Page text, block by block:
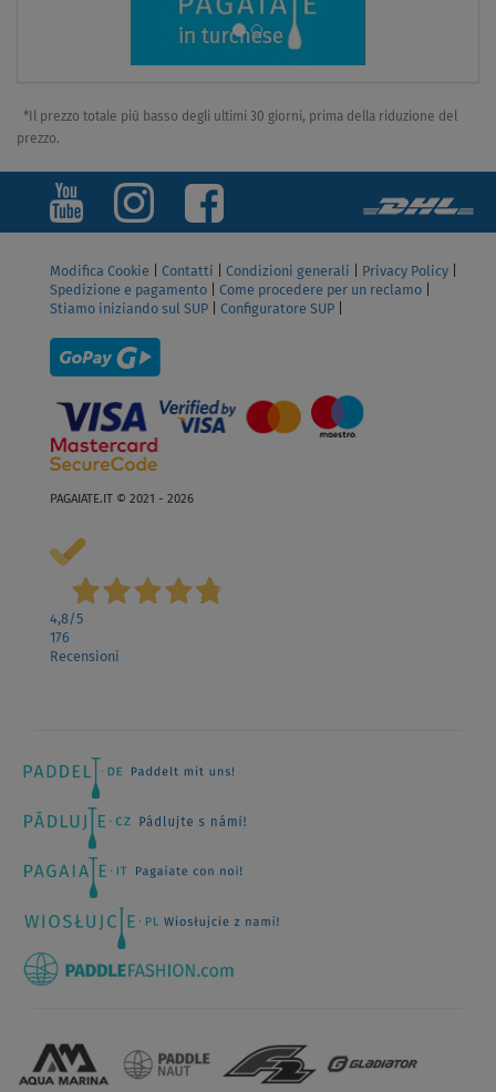
*Il prezzo totale più basso degli ultimi 30 giorni, prima della riduzione del
prezzo.
Modifica Cookie Contatti Condizioni generali Privacy Policy
Spedizione e pagamento
Come procedere per un reclamo
Stiamo iniziando sul SUP
Configuratore SUP
PAGAIATE.IT © 2021 - 2026
4,8/5
176
Recensioni